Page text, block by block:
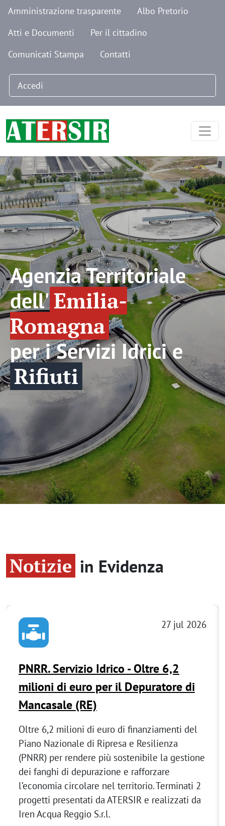
Salta al contenuto principale
Navigazione secondaria
Amministrazione trasparente
Albo Pretorio
Atti e Documenti
Per il cittadino
Comunicati Stampa
Contatti
Menu profilo utente
Accedi
Agenzia Territoriale
dell'Emilia-
Romagna
per i Servizi Idrici e
Rifiuti
Notizie in Evidenza
27 jul 2026
PNRR. Servizio Idrico - Oltre 6,2
milioni di euro per il Depuratore di
Mancasale (RE)
Oltre 6,2 milioni di euro di finanziamenti del
Piano Nazionale di Ripresa e Resilienza
(PNRR) per rendere più sostenibile la gestione
dei fanghi di depurazione e rafforzare
l’economia circolare nel territorio. Terminati 2
progetti presentati da ATERSIR e realizzati da
Iren Acqua Reggio S.r.l.